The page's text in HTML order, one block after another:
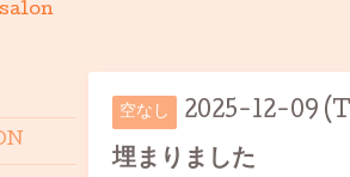
空なし 2025-12-09
埋まりました